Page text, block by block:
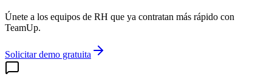
Únete a los equipos de RH que ya contratan más rápido con
TeamUp.
Solicitar demo gratuita